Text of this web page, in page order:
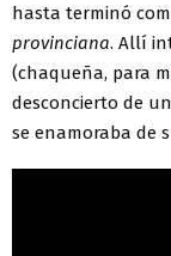
hasta terminó
provinciana. Allí
(chaqueña, para
desconcierto de
se enamoraba de